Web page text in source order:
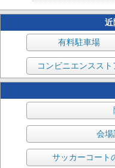
近
有料駐車場
コンビニエンススト
会場
サッカーコート